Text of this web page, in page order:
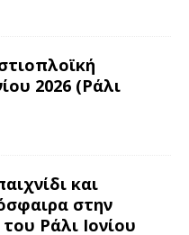
2026 (Ράλι
και
στην
Ράλι Ιονίου